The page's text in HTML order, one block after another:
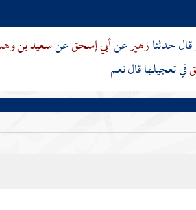
قال حدثنازهيرعنأبي إسحقعنسعيد بن
في تعجيلها قال نعم